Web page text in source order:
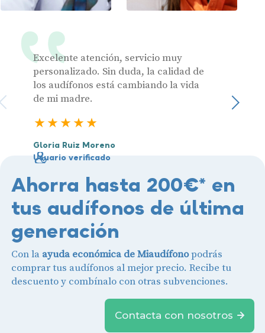
Excelente atención, servicio muy
personalizado. Sin duda, la calidad de
los audífonos está cambiando la vida
de mi madre.
Gloria Ruiz Moreno
Usuario verificado
Julia
Ahorra hasta 200€* en
tus audífonos de última
generación
Con la ayuda económica de Miaudífonopodrás
comprar tus audífonos al mejor precio. Recibe tu
descuento y combínalo con otras subvenciones.
Contacta con nosotros